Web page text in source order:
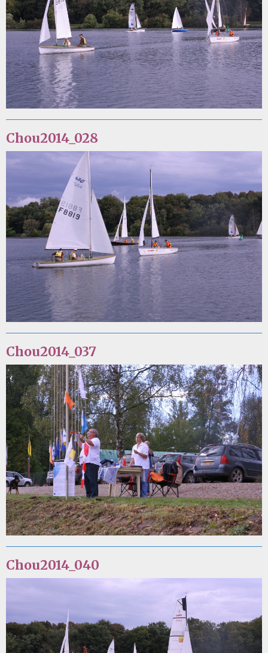
Chou2014_028
Chou2014_037
Chou2014_040